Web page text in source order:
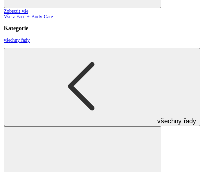
Zobrazit vše
Vše z Face + Body Care
Kategorie
všechny řady
všechny řady